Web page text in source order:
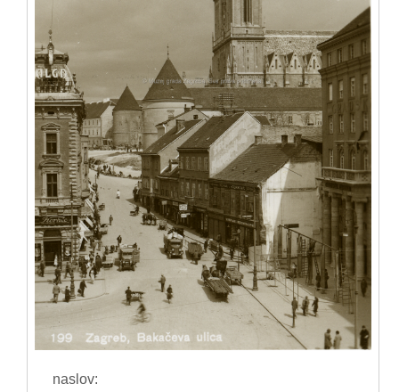
naslov: